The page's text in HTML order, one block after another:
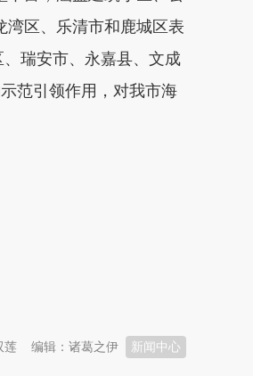
湾区、乐清市和鹿城区表
瑞安市、永嘉县、文成
范引领作用，对我市海
新闻中心
编辑：诸葛之伊
莲